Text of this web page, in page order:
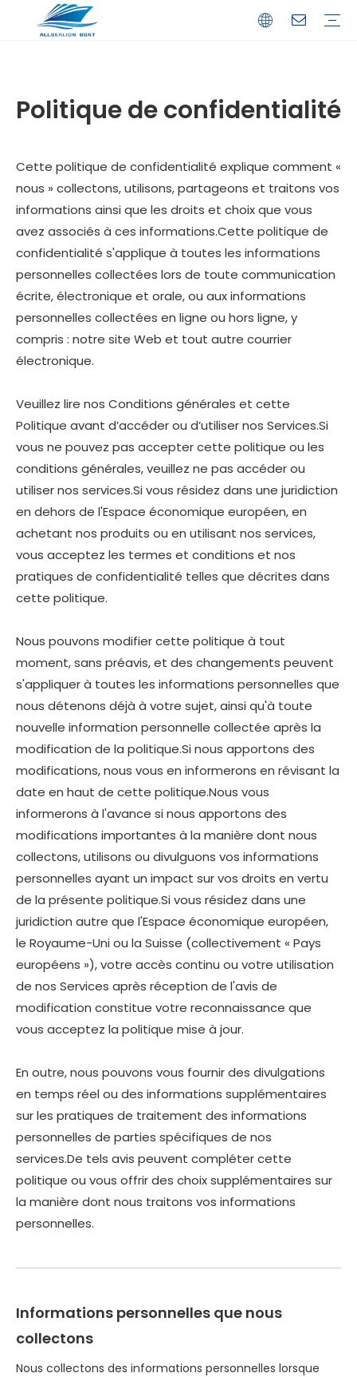
Politique de confidentialité
Cette politique de confidentialité explique comment «
nous » collectons, utilisons, partageons et traitons vos
informations ainsi que les droits et choix que vous
avez associés à ces informations.Cette politique de
confidentialité s'applique à toutes les informations
personnelles collectées lors de toute communication
écrite, électronique et orale, ou aux informations
personnelles collectées en ligne ou hors ligne, y
compris : notre site Web et tout autre courrier
électronique.
Veuillez lire nos Conditions générales et cette
Politique avant d’accéder ou d’utiliser nos Services.Si
vous ne pouvez pas accepter cette politique ou les
conditions générales, veuillez ne pas accéder ou
utiliser nos services.Si vous résidez dans une juridiction
en dehors de l'Espace économique européen, en
achetant nos produits ou en utilisant nos services,
vous acceptez les termes et conditions et nos
pratiques de confidentialité telles que décrites dans
cette politique.
Nous pouvons modifier cette politique à tout
moment, sans préavis, et des changements peuvent
s'appliquer à toutes les informations personnelles que
nous détenons déjà à votre sujet, ainsi qu'à toute
nouvelle information personnelle collectée après la
modification de la politique.Si nous apportons des
modifications, nous vous en informerons en révisant la
date en haut de cette politique.Nous vous
informerons à l'avance si nous apportons des
modifications importantes à la manière dont nous
collectons, utilisons ou divulguons vos informations
personnelles ayant un impact sur vos droits en vertu
de la présente politique.Si vous résidez dans une
juridiction autre que l'Espace économique européen,
le Royaume-Uni ou la Suisse (collectivement « Pays
européens »), votre accès continu ou votre utilisation
de nos Services après réception de l'avis de
modification constitue votre reconnaissance que
vous acceptez la politique mise à jour.
En outre, nous pouvons vous fournir des divulgations
en temps réel ou des informations supplémentaires
sur les pratiques de traitement des informations
personnelles de parties spécifiques de nos
services.De tels avis peuvent compléter cette
politique ou vous offrir des choix supplémentaires sur
la manière dont nous traitons vos informations
personnelles.
Informations personnelles que nous
collectons
Nous collectons des informations personnelles lorsque